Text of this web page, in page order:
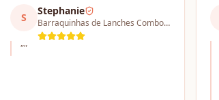
S
Stephanie
Barraquinhas de Lanches Combo a partir de 4 barracas
""